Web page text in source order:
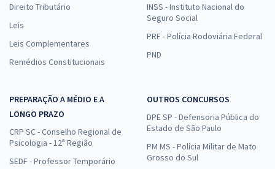
Direito Tributário
Leis
Leis Complementares
Remédios Constitucionais
INSS - Instituto Nacional do
Seguro Social
PRF - Polícia Rodoviária Federal
PND
PREPARAÇÃO A MÉDIO E A
LONGO PRAZO
CRP SC - Conselho Regional de
Psicologia - 12ª Região
SEDF - Professor Temporário
OUTROS CONCURSOS
DPE SP - Defensoria Pública do
Estado de São Paulo
PM MS - Polícia Militar de Mato
Grosso do Sul